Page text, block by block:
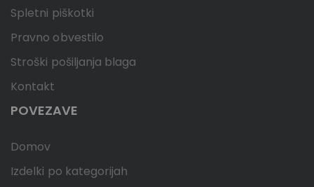
Spletni piškotki
Pravno obvestilo
Stroški pošiljanja blaga
Kontakt
POVEZAVE
Domov
Izdelki po kategorijah